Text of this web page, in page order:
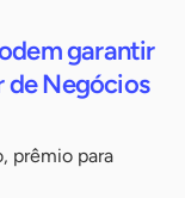
garantir
de Negócios
prêmio para